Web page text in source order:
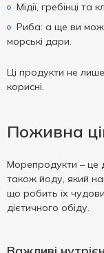
Мідії, гребінці
Риба: а ще ви
морські дари.
Ці продукти не
корисні.
Поживна
Морепродукти – це
також йоду, який
що робить їх
дієтичного обіду.